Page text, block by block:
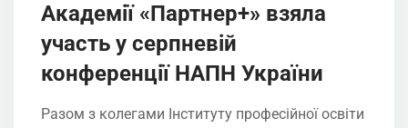
Академії «Партнер+» взяла
участь у серпневій
конференції НАПН України
Разом з колегами Інституту професійної освіти